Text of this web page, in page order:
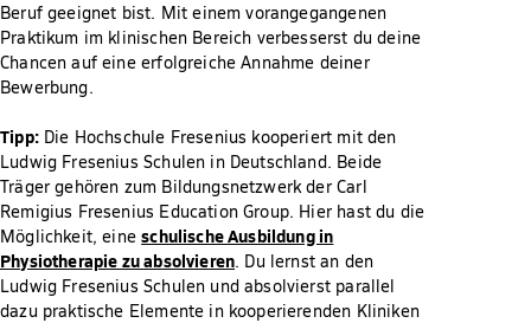
Beruf geeignet bist. Mit einem vorangegangenen
Praktikum im klinischen Bereich verbesserst du deine
Chancen auf eine erfolgreiche Annahme deiner
Bewerbung.
Tipp:Die Hochschule Fresenius kooperiert mit den
Ludwig Fresenius Schulen in Deutschland. Beide
Träger gehören zum Bildungsnetzwerk der Carl
Remigius Fresenius Education Group. Hier hast du die
Möglichkeit, eineschulische Ausbildung in
Physiotherapie zu absolvieren. Du lernst an den
Ludwig Fresenius Schulen und absolvierst parallel
dazu praktische Elemente in kooperierenden Kliniken